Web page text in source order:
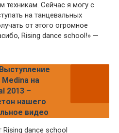
техникам. Сейчас я могу с
на танцевальных
от этого огромное
Rising dance school!» —
Выступление
на
2013 –
нашего
видео
Rising dance school